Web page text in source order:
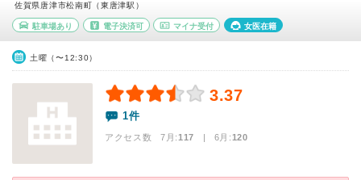
佐賀県唐津市松南町（東唐津駅）
駐車場あり 電子決済可 マイナ受付 女医在籍
土曜（〜12:30）
3.37
1件
アクセス数 7月:117 | 6月:120